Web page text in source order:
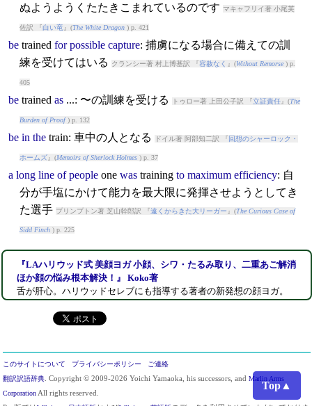
Top▲
ぬようようくたたきこまれているのです マキャフリイ著 小尾芙
佐訳 『白い竜 』(The White Dragon) p. 421
be trained for possible capture: 捕虜になる場合に備えての訓
練を受けてはいる
クランシー著 村上博基訳 『容赦なく 』(Without Remorse) p.
405
be trained as...: 〜の訓練を受ける トゥロー著 上田公子訳 『立証責任』(The
Burden of Proof) p. 132
be in the train: 車中の人となる ドイル著 阿部知二訳 『 回想のシャーロック・
ホームズ』(Memoirs of Sherlock Holmes) p. 37
a long line of peopleone was training to maximum efficiency: 自
分が手塩にかけて能力を最大限に発揮させようとしてき
た選手 プリンプトン著 芝山幹郎訳 『遠くからきた大リーガー 』(The Curious Case of
Sidd Finch) p. 225
『LAハリウッド式 美顔ヨガ 小顔、シワ・たるみ取り、二重あご解消
ほか顔の悩み根本解決！』 Koko著
舌が肝心。ハリウッドセレブにも指導する著者の新発想の顔ヨガ。
このサイトについて プライバシーポリシー
ご連絡
翻訳訳語辞典 . Copyright © 2009-2026 Yoichi Yamaoka, his successors, and Marlin Arms
Corporation All rights reserved.